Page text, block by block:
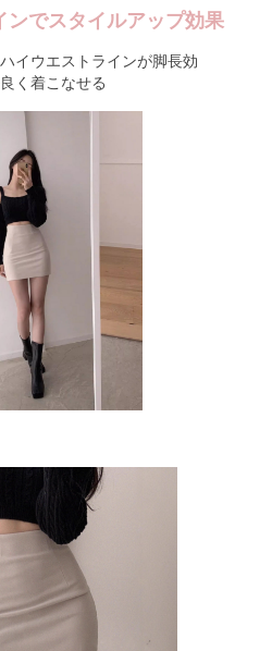
ンでスタイルアップ効果
イウエストラインが脚長効
く着こなせる